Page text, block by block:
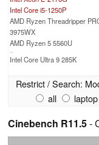
Intel Core i5-1250P
AMD Ryzen Threadripper
3975WX
AMD Ryzen 5 5560U
...
Intel Core Ultra 9 285K
Restrict / Search:
all
laptop
Cinebench R11.5-